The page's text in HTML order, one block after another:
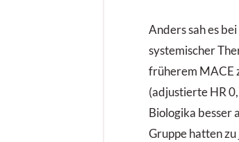
Anders sah es
systemischer
früherem MACE
(adjustierte HR
Biologika besser
Gruppe hatten